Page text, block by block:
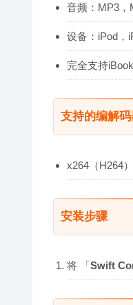
音频：MP3，
设备：iPod，
完全支持
支持的编解码
x264（H264
安装步骤
将 「Swift